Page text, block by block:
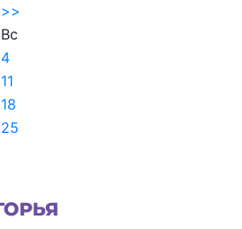
>>
Вс
4
11
18
25